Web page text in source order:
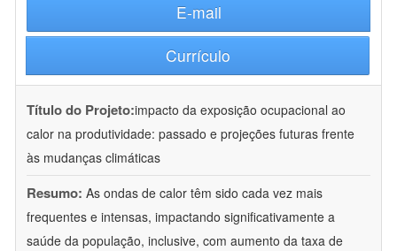
E-mail
Currículo
Título do Projeto:impacto da exposição ocupacional ao
calor na produtividade: passado e projeções futuras frente
às mudanças climáticas
Resumo: As ondas de calor têm sido cada vez mais
frequentes e intensas, impactando significativamente a
saúde da população, inclusive, com aumento da taxa de